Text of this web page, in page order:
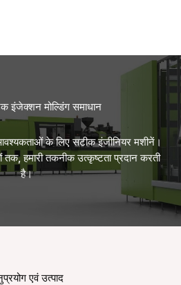
मेन्यू
इंजेक्शन मोल्डिंग समाधान
के लिए सटीक इंजीनियर मशीनें।
हमारी तकनीक उत्कृष्टता प्रदान करती
है।
एवं उत्पाद